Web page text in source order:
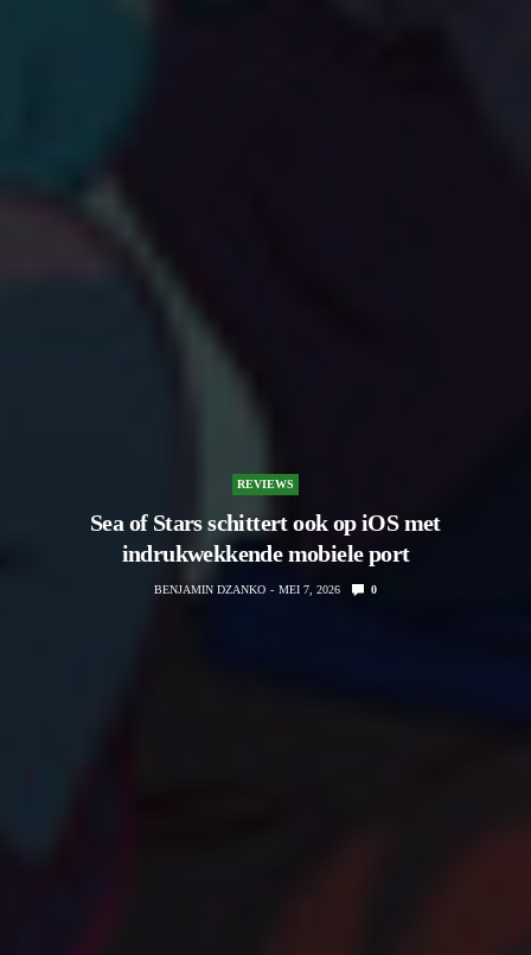
REVIEWS
Sea of Stars schittert ook op iOS met
indrukwekkende mobiele port
BENJAMIN DZANKO MEI 7, 2026 0